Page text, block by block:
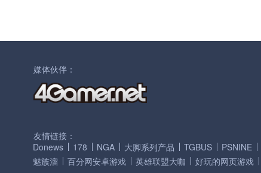
媒体伙伴：
友情链接：
Donews
178 NGA 大脚系列产品 TGBUS PSNINE
魅族溜
百分网安卓游戏 英雄联盟大咖 好玩的网页游戏